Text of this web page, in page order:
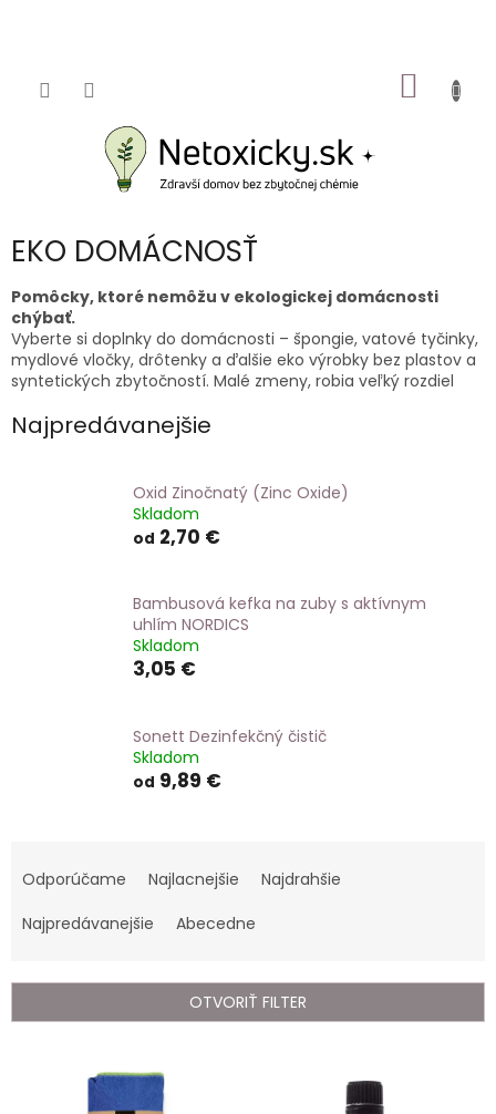
KOŠÍK
EKO DOMÁCNOSŤ
Pomôcky, ktoré nemôžu v ekologickej domácnosti
chýbať.
Vyberte si doplnky do domácnosti – špongie, vatové tyčinky,
mydlové vločky, drôtenky a ďalšie eko výrobky bez plastov a
syntetických zbytočností. Malé zmeny, robia veľký rozdiel
Najpredávanejšie
Oxid Zinočnatý (Zinc Oxide)
Skladom
od 2,70 €
Bambusová kefka na zuby s aktívnym
uhlím NORDICS
Skladom
3,05 €
Sonett Dezinfekčný čistič
Skladom
od 9,89 €
a
e
i
p
Odporúčame Najlacnejšie
Najdrahšie
Najpredávanejšie
Abecedne
OTVORIŤ FILTER